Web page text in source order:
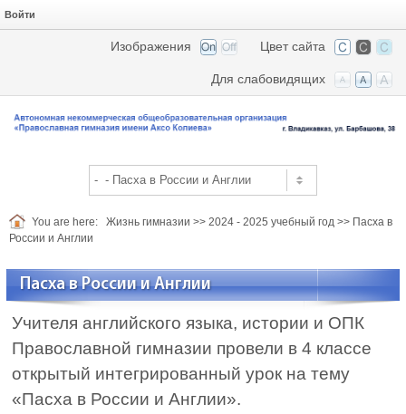
Войти
Цвет сайта
Изображения
Для слабовидящих
You are here: Жизнь гимназии >> 2024 - 2025 учебный год >> Пасха в
России и Англии
Пасха в России и Англии
Учителя английского языка, истории и ОПК
Православной гимназии провели в 4 классе
открытый интегрированный урок на тему
«Пасха в России и Англии».